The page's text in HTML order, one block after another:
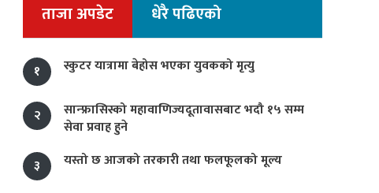
ताजा अपडेट धेरै पढिएको
१ स्कुटर यात्रामा बेहोस भएका युवकको मृत्यु
२
सान्फ्रासिस्को महावाणिज्यदूतावासबाट भदौ १५ सम्म
सेवा प्रवाह हुने
३
यस्तो छ आजको तरकारी तथा फलफूलको मूल्य